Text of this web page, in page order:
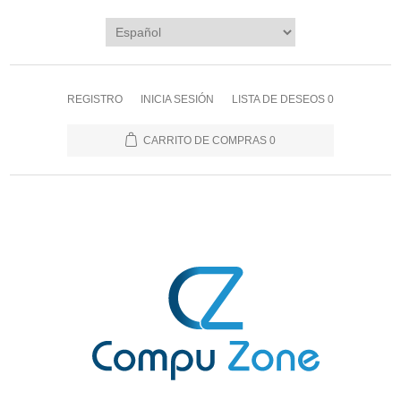
REGISTRO INICIA SESIÓN LISTA DE DESEOS 0
CARRITO DE COMPRAS 0